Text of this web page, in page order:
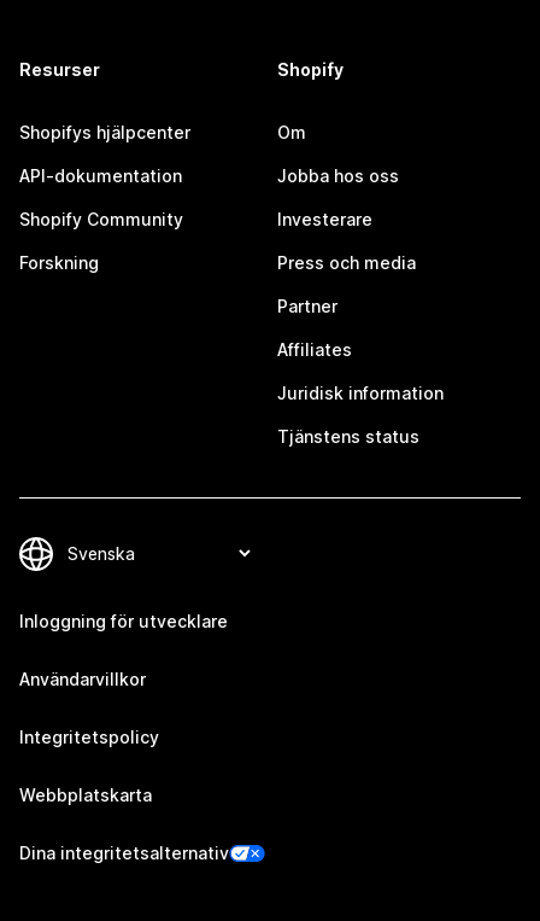
Resurser
Shopifys hjälpcenter
API-dokumentation
Shopify Community
Forskning
Shopify
Om
Jobba hos oss
Investerare
Press och media
Partner
Affiliates
Juridisk information
Tjänstens status
Inloggning för utvecklare
Användarvillkor
Integritetspolicy
Webbplatskarta
Dina integritetsalternativ